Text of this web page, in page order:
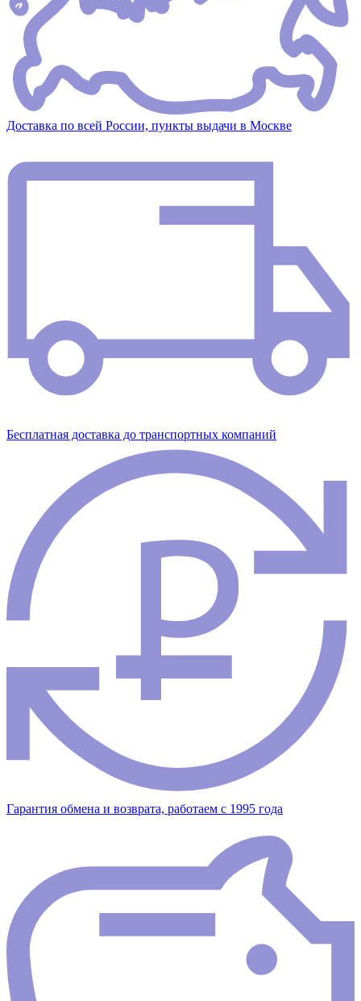
Доставка по всей России, пункты выдачи в Москве
Бесплатная доставка до транспортных компаний
Гарантия обмена и возврата, работаем с 1995 года